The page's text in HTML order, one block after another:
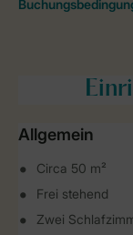
Allgemein
Circa 50 m²
Frei stehend
Zwei